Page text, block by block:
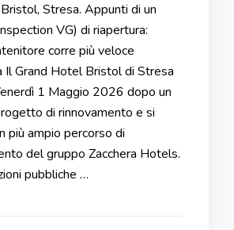
Stresa. Appunti di un
VG) di riapertura:
corre più veloce
Il Grand Hotel Bristol di Stresa
1 Maggio 2026 dopo un
di rinnovamento e si
più ampio percorso di
del gruppo Zacchera Hotels.
pubbliche …